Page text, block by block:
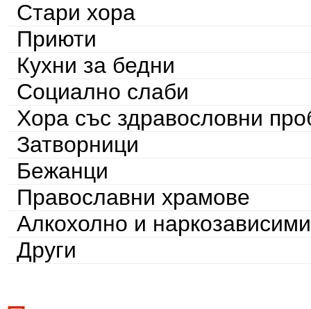
Стари хора
Приюти
Кухни за бедни
Социално слаби
Хора със здравословни
Затворници
Бежанци
Православни храмове
Алкохолно и наркозависими
Други